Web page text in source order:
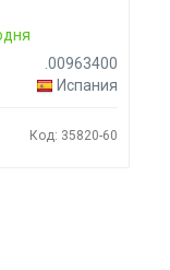
.00963400
Испания
Код: 35820-60